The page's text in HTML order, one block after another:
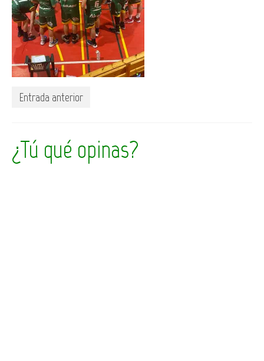
Entrada anterior
¿Tú qué opinas?